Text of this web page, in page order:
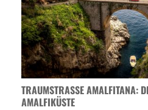
TRAUMSTRASSE AMALFITANA:
MALFIKÜSTE